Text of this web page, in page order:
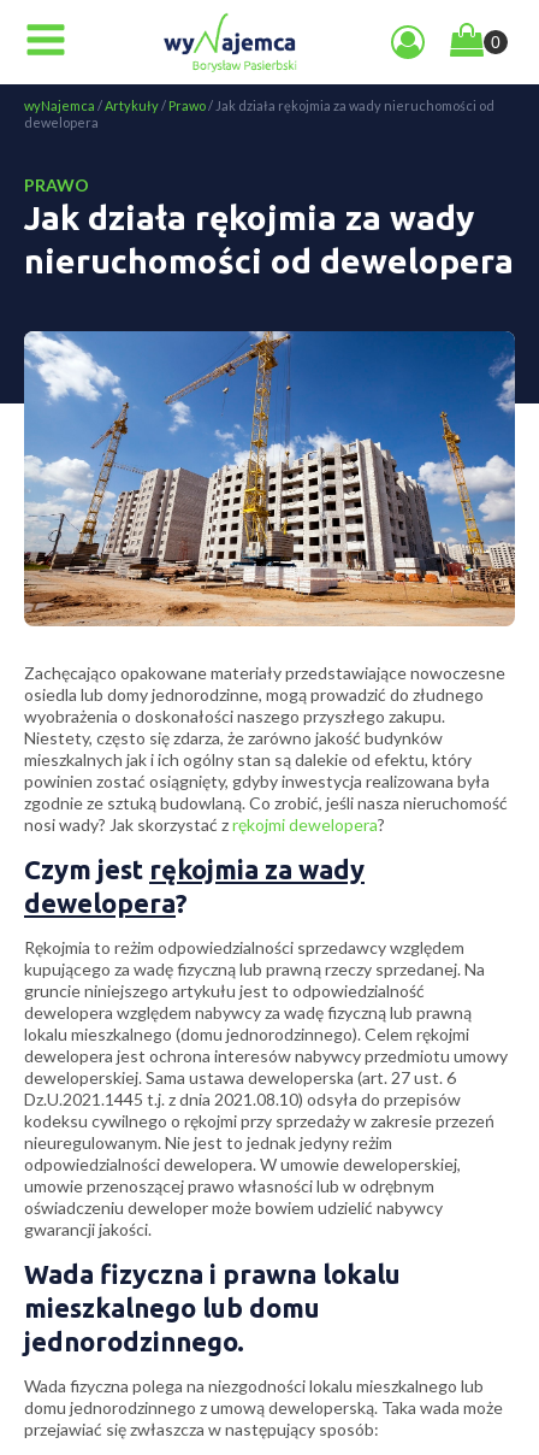
wyNajemca /Artykuły/ Prawo/ Jak działa rękojmia za wady nieruchomości od
dewelopera
PRAWO
Jak działa rękojmia za wady
nieruchomości od dewelopera
Zachęcająco opakowane materiały przedstawiające nowoczesne
osiedla lub domy jednorodzinne, mogą prowadzić do złudnego
wyobrażenia o doskonałości naszego przyszłego zakupu.
Niestety, często się zdarza, że zarówno jakość budynków
mieszkalnych jak i ich ogólny stan są dalekie od efektu, który
powinien zostać osiągnięty, gdyby inwestycja realizowana była
zgodnie ze sztuką budowlaną. Co zrobić, jeśli nasza nieruchomość
nosi wady? Jak skorzystać zrękojmi dewelopera?
Czym jest rękojmia za wady
dewelopera?
Rękojmia to reżim odpowiedzialności sprzedawcy względem
kupującego za wadę fizyczną lub prawną rzeczy sprzedanej. Na
gruncie niniejszego artykułu jest to odpowiedzialność
dewelopera względem nabywcy za wadę fizyczną lub prawną
lokalu mieszkalnego (domu jednorodzinnego). Celem rękojmi
dewelopera jest ochrona interesów nabywcy przedmiotu umowy
deweloperskiej. Sama ustawa deweloperska (art. 27 ust. 6
Dz.U.2021.1445 t.j. z dnia 2021.08.10) odsyła do przepisów
kodeksu cywilnego o rękojmi przy sprzedaży w zakresie przezeń
nieuregulowanym. Nie jest to jednak jedyny reżim
odpowiedzialności dewelopera. W umowie deweloperskiej,
umowie przenoszącej prawo własności lub w odrębnym
oświadczeniu deweloper może bowiem udzielić nabywcy
gwarancji jakości.
Wada fizyczna i prawna lokalu
mieszkalnego lub domu
jednorodzinnego.
Wada fizyczna polega na niezgodności lokalu mieszkalnego lub
domu jednorodzinnego z umową deweloperską. Taka wada może
przejawiać się zwłaszcza w następujący sposób: